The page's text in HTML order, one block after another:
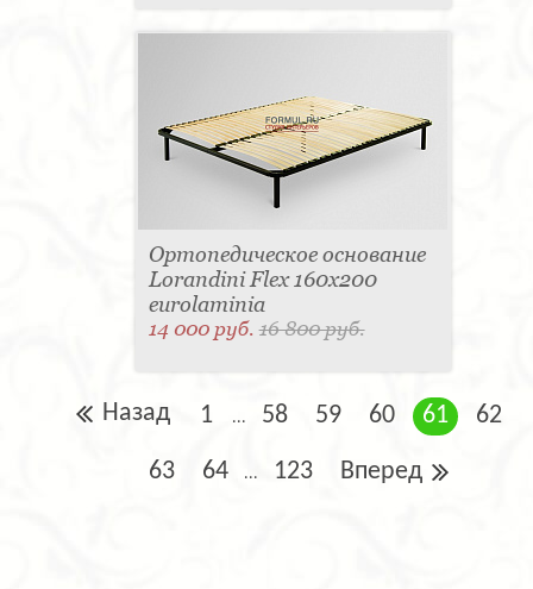
Ортопедическое основание
Lorandini Flex 160x200
eurolaminia
14 000 руб.16 800 руб.
Назад 1 ... 58 59 60 61 62
63 64 ... 123 Вперед